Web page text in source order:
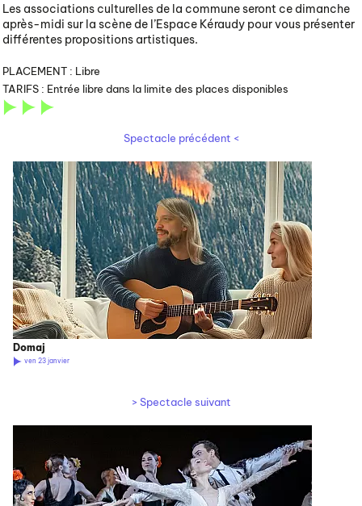
Les associations culturelles de la commune seront ce dimanche
après-midi sur la scène de l’Espace Kéraudy pour vous présenter
différentes propositions artistiques.
PLACEMENT : Libre
TARIFS : Entrée libre dans la limite des places disponibles
Spectacle précédent <
Domaj
ven 23 janvier
> Spectacle suivant